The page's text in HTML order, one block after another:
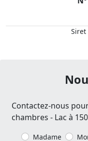
Siret
Contactez-nous
chambres - Lac à
Madame